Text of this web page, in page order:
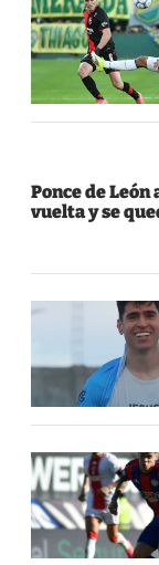
Ponce de
vuelta y se